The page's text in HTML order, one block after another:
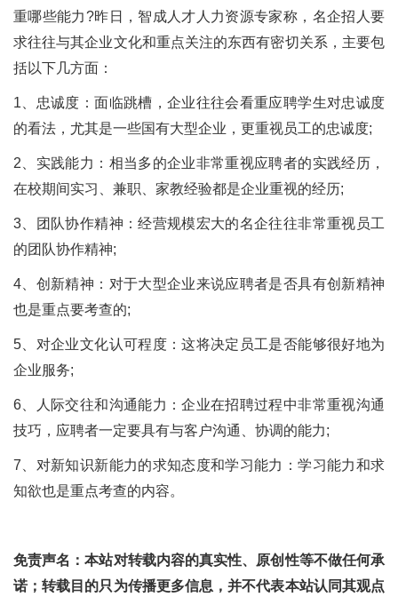
重哪些能力?昨日，智成人才人力资源专家称，名企招人要
求往往与其企业文化和重点关注的东西有密切关系，主要包
括以下几方面：
1、忠诚度：面临跳槽，企业往往会看重应聘学生对忠诚度
的看法，尤其是一些国有大型企业，更重视员工的忠诚度;
2、实践能力：相当多的企业非常重视应聘者的实践经历，
在校期间实习、兼职、家教经验都是企业重视的经历;
3、团队协作精神：经营规模宏大的名企往往非常重视员工
的团队协作精神;
4、创新精神：对于大型企业来说应聘者是否具有创新精神
也是重点要考查的;
5、对企业文化认可程度：这将决定员工是否能够很好地为
企业服务;
6、人际交往和沟通能力：企业在招聘过程中非常重视沟通
技巧，应聘者一定要具有与客户沟通、协调的能力;
7、对新知识新能力的求知态度和学习能力：学习能力和求
知欲也是重点考查的内容。
免责声名：本站对转载内容的真实性、原创性等不做任何承
诺；转载目的只为传播更多信息，并不代表本站认同其观点